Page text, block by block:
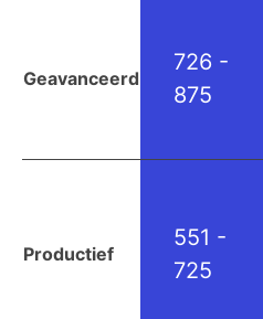
Geavanceerd
726 -
875
Productief
551 -
725